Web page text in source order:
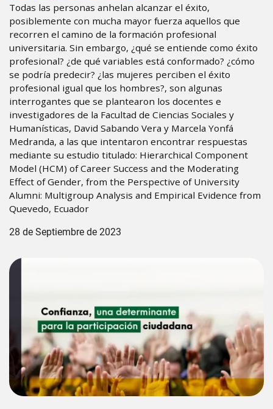
Todas las personas anhelan alcanzar el éxito,
posiblemente con mucha mayor fuerza aquellos que
recorren el camino de la formación profesional
universitaria. Sin embargo, ¿qué se entiende como éxito
profesional? ¿de qué variables está conformado? ¿cómo
se podría predecir? ¿las mujeres perciben el éxito
profesional igual que los hombres?, son algunas
interrogantes que se plantearon los docentes e
investigadores de la Facultad de Ciencias Sociales y
Humanísticas, David Sabando Vera y Marcela Yonfá
Medranda, a las que intentaron encontrar respuestas
mediante su estudio titulado: Hierarchical Component
Model (HCM) of Career Success and the Moderating
Effect of Gender, from the Perspective of University
Alumni: Multigroup Analysis and Empirical Evidence from
Quevedo, Ecuador
28 de Septiembre de 2023
Image